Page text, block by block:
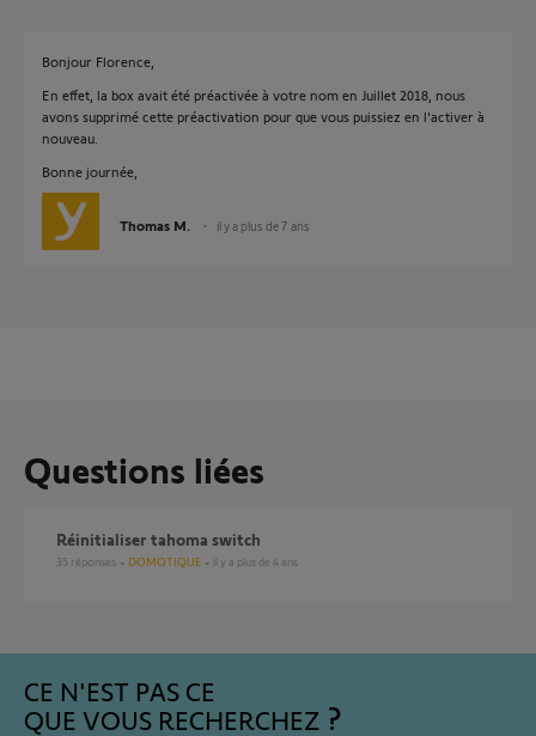
Bonjour Florence,
En effet, la box avait été préactivée à votre nom en Juillet 2018, nous
avons supprimé cette préactivation pour que vous puissiez en l'activer à
nouveau.
Bonne journée,
Thomas M. il y a plus de 7 ans
Questions liées
Réinitialiser tahoma switch
35 réponses DOMOTIQUE il y a plus de 4 ans
CE N'EST PAS CE
QUE VOUS RECHERCHEZ